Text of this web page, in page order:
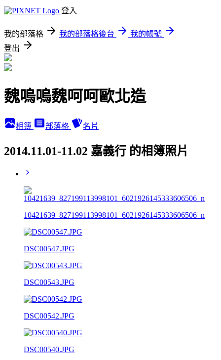
登入
我的部落格 我的部落格後台
我的帳號
登出
魏嗚嗚魏呵呵歐北造
相簿 部落格 名片
2014.11.01-11.02 嘉義行 的相簿照片
10421639_827199113998101_6021926145333606506_n
DSC00547.JPG
DSC00543.JPG
DSC00542.JPG
DSC00540.JPG